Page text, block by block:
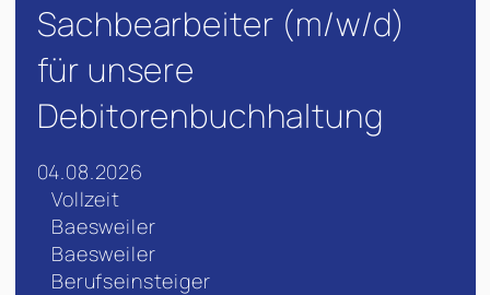
Sachbearbeiter (m/w/d)
für unsere
Debitorenbuchhaltung
04.08.2026
Vollzeit
Baesweiler
Baesweiler
Berufseinsteiger